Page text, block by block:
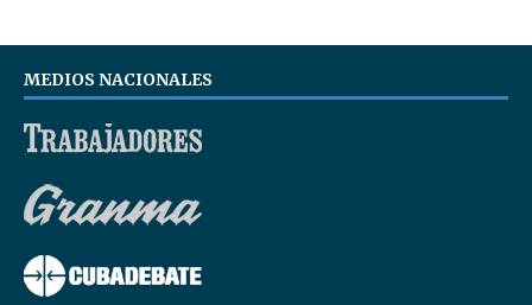
MEDIOS NACIONALES